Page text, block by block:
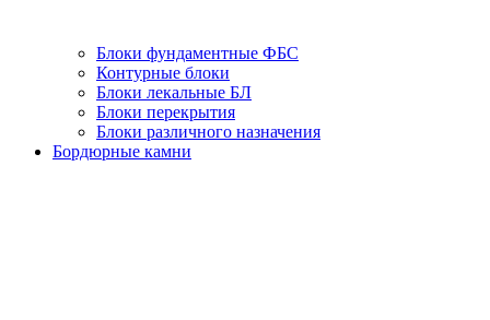
Блоки фундаментные ФБС
Контурные блоки
Блоки лекальные БЛ
Блоки перекрытия
Блоки различного назначения
Бордюрные камни